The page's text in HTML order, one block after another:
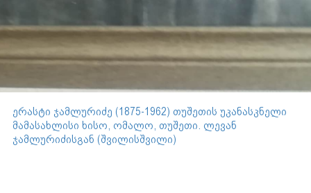
ერასტი ჯამლურიძე (1875-1962) თუშეთის უკანასკნელი
მამასახლისი ხისო, ომალო, თუშეთი. ლევან
ჯამლურიძისგან (შვილისშვილი)